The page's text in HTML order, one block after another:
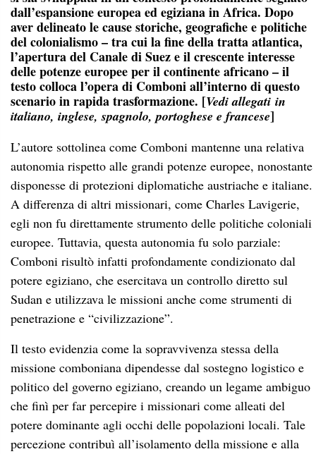
dall’espansione europea ed egiziana in Africa. Dopo
aver delineato le cause storiche, geografiche e politiche
del colonialismo – tra cui la fine della tratta atlantica,
l’apertura del Canale di Suez e il crescente interesse
delle potenze europee per il continente africano – il
testo colloca l’opera di Comboni all’interno di questo
scenario in rapida trasformazione. [Vedi allegati in
italiano, inglese, spagnolo, portoghese e francese]
L’autore sottolinea come Comboni mantenne una relativa
autonomia rispetto alle grandi potenze europee, nonostante
disponesse di protezioni diplomatiche austriache e italiane.
A differenza di altri missionari, come Charles Lavigerie,
egli non fu direttamente strumento delle politiche coloniali
europee. Tuttavia, questa autonomia fu solo parziale:
Comboni risultò infatti profondamente condizionato dal
potere egiziano, che esercitava un controllo diretto sul
Sudan e utilizzava le missioni anche come strumenti di
penetrazione e “civilizzazione”.
Il testo evidenzia come la sopravvivenza stessa della
missione comboniana dipendesse dal sostegno logistico e
politico del governo egiziano, creando un legame ambiguo
che finì per far percepire i missionari come alleati del
potere dominante agli occhi delle popolazioni locali. Tale
percezione contribuì all’isolamento della missione e alla